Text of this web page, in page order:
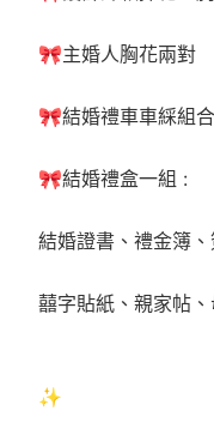
🎀主婚人胸花兩對
🎀結婚禮車車綵組合
🎀結婚禮盒一組 :
結婚證書、禮金簿
囍字貼紙、親家帖
✨